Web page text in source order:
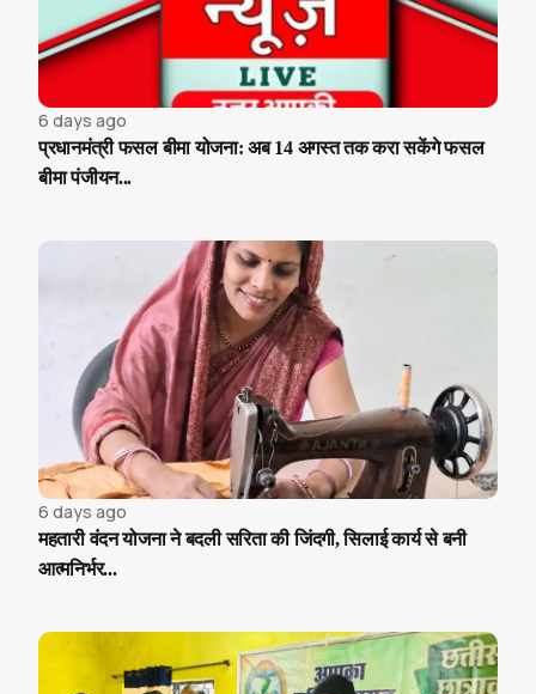
6 days ago
प्रधानमंत्री फसल बीमा योजना: अब 14 अगस्त तक करा सकेंगे फसल
बीमा पंजीयन...
6 days ago
महतारी वंदन योजना ने बदली सरिता की जिंदगी, सिलाई कार्य से बनी
आत्मनिर्भर...